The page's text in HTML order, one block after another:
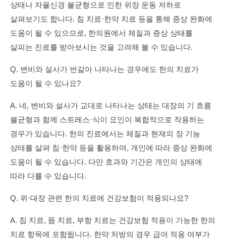
상태나 자율신경 불균형으로 인한 위장 운동 저하로
살펴보기도 합니다. 침 치료·한약 치료 등을 통해 증상 완화에
도움이 될 수 있으므로, 한의원에서 체질과 증상 상태를
살피는 진료를 받아보시는 것을 고려해 볼 수 있습니다.
Q. 변비와 설사가 번갈아 나타나는 경우에도 한의 치료가
도움이 될 수 있나요?
A. 네, 변비와 설사가 교대로 나타나는 상태는 대장의 기 흐름
불균형과 함께 스트레스·식이 요인이 복합적으로 작용하는
경우가 있습니다. 한의 진료에서는 체질과 현재의 장 기능
상태를 살펴 침·한약 등을 활용하며, 개인에 따라 증상 완화에
도움이 될 수 있습니다. 다만 효과와 기간은 개인의 상태에
따라 다를 수 있습니다.
Q. 위·대장 관련 한의 치료에 건강보험이 적용되나요?
A. 침 치료, 뜸 치료, 부항 치료는 건강보험 적용이 가능한 한의
치료 항목에 포함됩니다. 한약 처방의 경우 급여 적용 여부가